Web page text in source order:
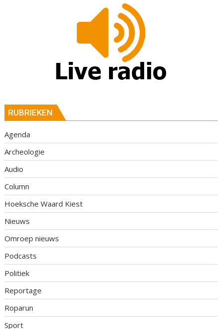
RUBRIEKEN
Agenda
Archeologie
Audio
Column
Hoeksche Waard Kiest
Nieuws
Omroep nieuws
Podcasts
Politiek
Reportage
Roparun
Sport